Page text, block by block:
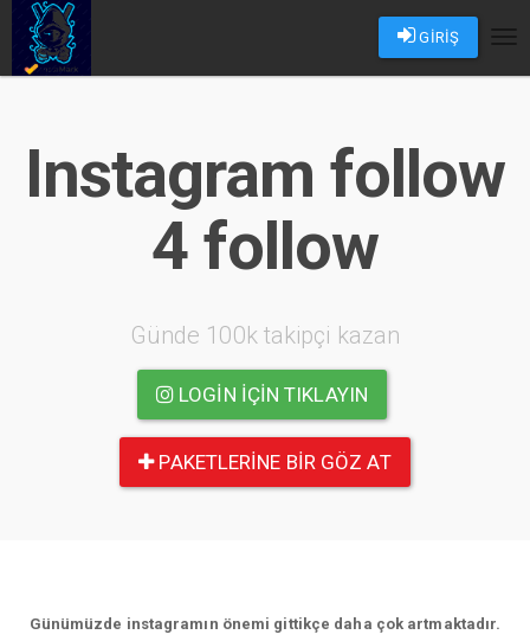
GİRİŞ
Instagram follow
4 follow
Günde 100k takipçi kazan
LOGIN IÇIN TIKLAYIN
PAKETLERINE BIR GÖZ AT
Günümüzde instagramın önemi gittikçe daha çok artmaktadır.